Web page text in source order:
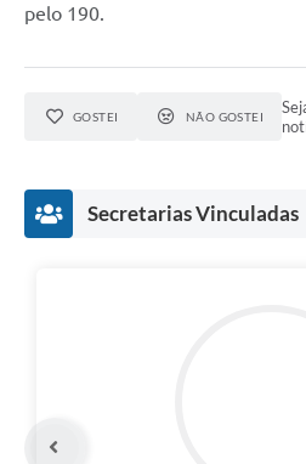
pelo 190.
GOSTEI NÃO GOSTEI
Secretarias Vinculadas